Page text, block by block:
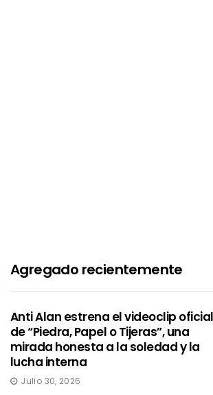
Agregado recientemente
Anti Alan estrena el videoclip oficial
de “Piedra, Papel o Tijeras”, una
mirada honesta a la soledad y la
lucha interna
Julio 30, 2026